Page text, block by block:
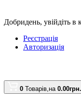
Добридень, увійдіть в
Реєстрація
Авторизація
0 Товарів,на 0.00грн.